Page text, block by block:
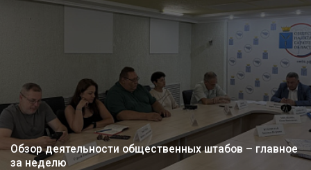
Обзор деятельности общественных штабов – главное
за неделю